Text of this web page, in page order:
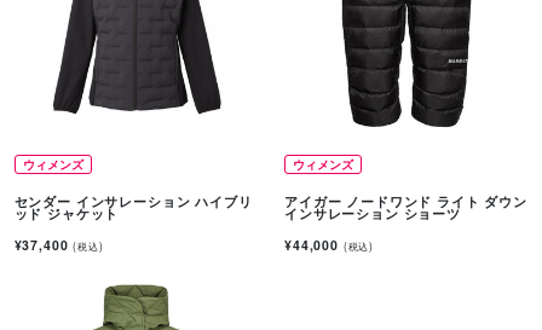
ウィメンズ
センダー インサレーション ハイブリ
ッド ジャケット
¥37,400(税込)
ウィメンズ
アイガー ノードワンド ライト ダウン
インサレーション ショーツ
¥44,000 (税込)